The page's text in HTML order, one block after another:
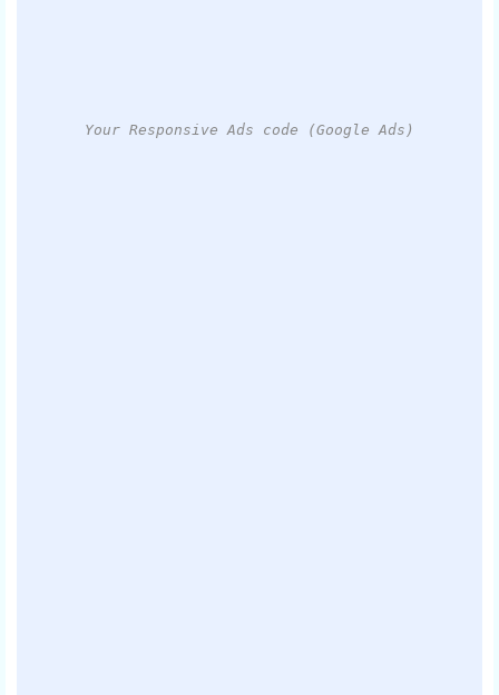
Your Responsive Ads code (Google Ads)